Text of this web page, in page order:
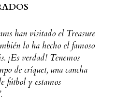
han visitado el Treasure
lo ha hecho el famoso
¡Es verdad! Tenemos
de críquet, una cancha
fútbol y estamos